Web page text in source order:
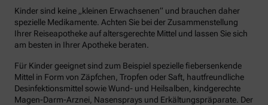
Kinder sind keine „kleinen Erwachsenen“ und brauchen daher
spezielle Medikamente. Achten Sie bei der Zusammenstellung
Ihrer Reiseapotheke auf altersgerechte Mittel und lassen Sie sich
am besten in Ihrer Apotheke beraten.
Für Kinder geeignet sind zum Beispiel spezielle fiebersenkende
Mittel in Form von Zäpfchen, Tropfen oder Saft, hautfreundliche
Desinfektionsmittel sowie Wund- und Heilsalben, kindgerechte
Magen-Darm-Arznei, Nasensprays und Erkältungspräparate. Der